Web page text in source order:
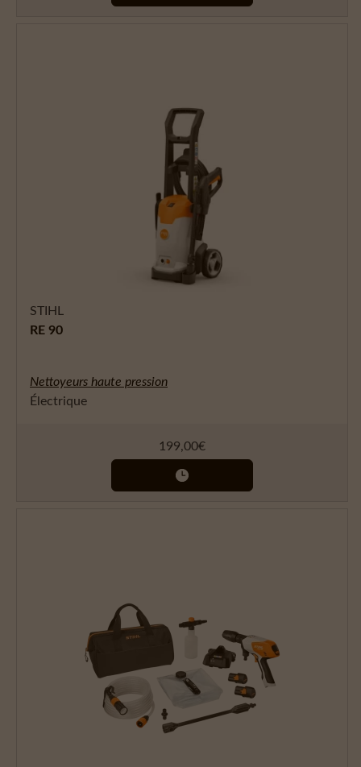
STIHL
RE 90
Nettoyeurs haute pression
Électrique
199,00€